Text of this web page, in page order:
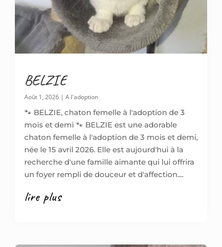
BELZIE
Août 1, 2026 | A l'adoption
🐾 BELZIE, chaton femelle à l'adoption de 3
mois et demi 🐾 BELZIE est une adorable
chaton femelle à l'adoption de 3 mois et demi,
née le 15 avril 2026. Elle est aujourd'hui à la
recherche d'une famille aimante qui lui offrira
un foyer rempli de douceur et d'affection....
lire plus